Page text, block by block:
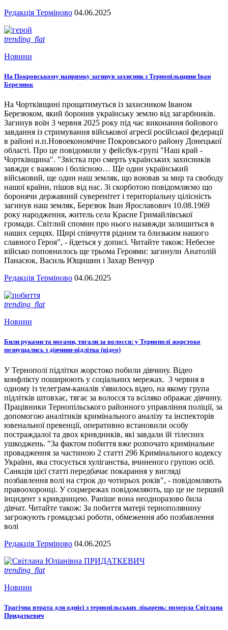
Редакція Терміново 04.06.2025
trending_flat
Новини
На Покровському напрямку загинув захисник з Тернопільщини Іван
Березнюк
На Чортківщині прощатимуться із захисником Іваном
Березюком, який боронив українську землю від загарбників.
Загинув воїн 3 червня 2025 року під час виконання бойового
завдання із стримування військової агресії російської федерації
в районі н.п.Новоекономічне Покровського району Донецької
області. Про це повідомили у фейсбук-групі "Наш край -
Чортківщина". "Звістка про смерть українських захисників
завжди є важкою і болісною… Ще один український
військовий, ще один наш земляк, що воював за мир та свободу
нашої країни, пішов від нас. Зі скорботою повідомляємо що
боронячи державний суверенітет і територіальну цілісність
загинув наш земляк, Березюк Іван Ярославович 10.08.1969
року народження, житель села Красне Гримайлівської
громади. Світлий спомин про нього назавжди залишиться в
наших серцях. Щирі співчуття рідним та близьким нашого
славного Героя", - йдеться у дописі. Читайте також: Небесне
військо поповнилось ще трьома Героями: загинули Анатолій
Панасюк, Василь Ющишин і Захар Венчур
Редакція Терміново 04.06.2025
trending_flat
Новини
Били руками та ногами, тягали за волосся: у Тернополі жорстоко
познущались з дівчини-підлітка (відео)
У Тернополі підлітки жорстоко побили дівчину. Відео
конфлікту поширюють у соціальних мережах. 3 червня в
одному із телеграм-каналів з'явилось відео, на якому група
підлітків штовхає, тягає за волосся та всіляко ображає дівчину.
Працівники Тернопільського районного управління поліції, за
допомогою аналітиків кримінального аналізу та інспекторів
ювенальної превенції, оперативно встановили особу
постраждалої та двох кривдників, які завдали їй тілесних
ушкоджень. "За фактом побиття вже розпочато кримінальне
провадження за частиною 2 статті 296 Кримінального кодексу
України, яка стосується хуліганства, вчиненого групою осіб.
Санкція цієї статті передбачає покарання у вигляді
позбавлення волі на строк до чотирьох років", - повідомляють
правоохоронці. У соцмережах повідомляють, що це не перший
інцидент з кривдницею. Раніше вона неодноразово била
дівчат. Читайте також: За побиття матері тернополянину
загрожують громадські роботи, обмеження або позбавлення
волі
Редакція Терміново 04.06.2025
trending_flat
Новини
Трагічна втрата для однієї з тернопільських лікарень: померла Світлана
Придаткевич